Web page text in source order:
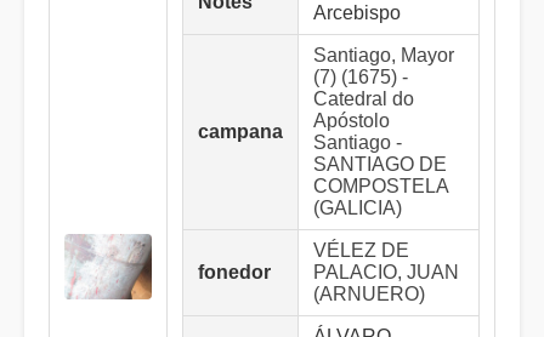
Arcebispo
campana
Santiago, Mayor
(7) (1675) -
Catedral do
Apóstolo
Santiago -
SANTIAGO DE
COMPOSTELA
(GALICIA)
fonedor
VÉLEZ DE
PALACIO, JUAN
(ARNUERO)